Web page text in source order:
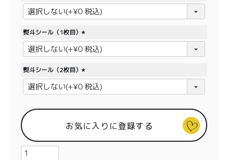
ご利用ガイド
プライバシーポリシー
特定商取引法に基づく表記
(
必
)
熨斗シール（1枚目）
(
必
)
熨斗シール（2枚目）
(
必
)
お気に入りに登録する